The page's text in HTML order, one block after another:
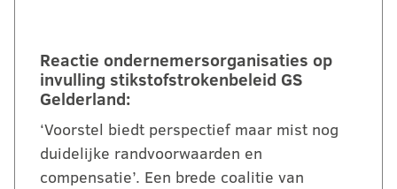
Reactie ondernemersorganisaties op
invulling stikstofstrokenbeleid GS
Gelderland:
‘Voorstel biedt perspectief maar mist nog
duidelijke randvoorwaarden en
compensatie’. Een brede coalitie van